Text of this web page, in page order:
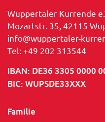
Wuppertaler Kurrende
Mozartstr. 35, 42115
info@wuppertaler-
Tel: +49 202 313544
IBAN: DE36 3305 0000
BIC: WUPSDE33XXX
Familie